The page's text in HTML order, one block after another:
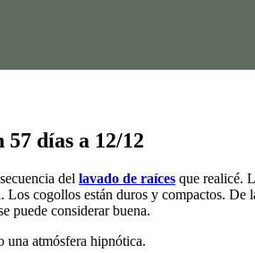
días a 12/12
del lavado de raíces que realicé.
cogollos están duros y compactos.
puede considerar buena.
una atmósfera hipnótica.